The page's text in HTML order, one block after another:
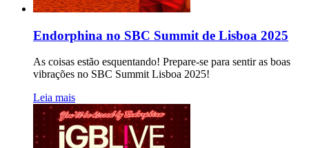
Endorphina no SBC Summit de Lisboa 2025
As coisas estão esquentando! Prepare-se para sentir as boas
vibrações no SBC Summit Lisboa 2025!
Leia mais